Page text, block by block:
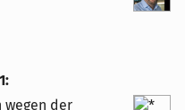
:
wegen der